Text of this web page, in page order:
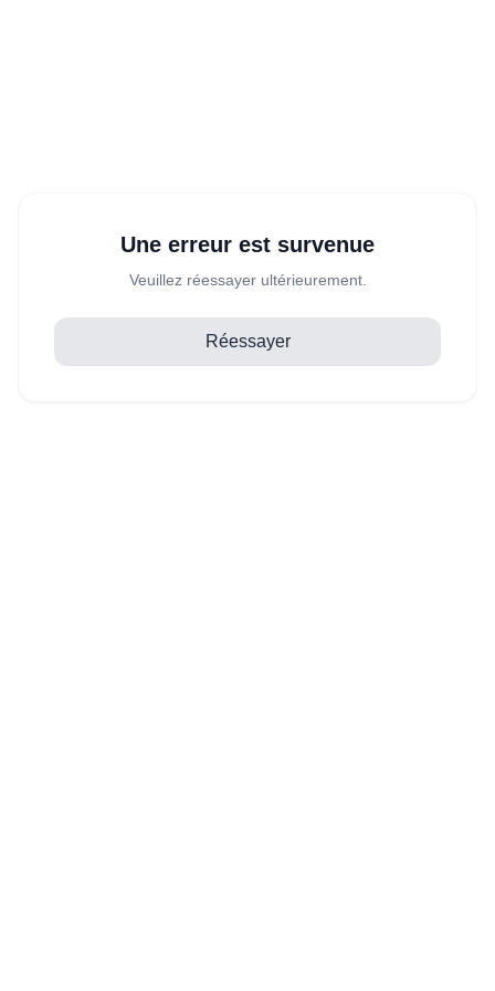
Une erreur est survenue
Veuillez réessayer ultérieurement.
Réessayer